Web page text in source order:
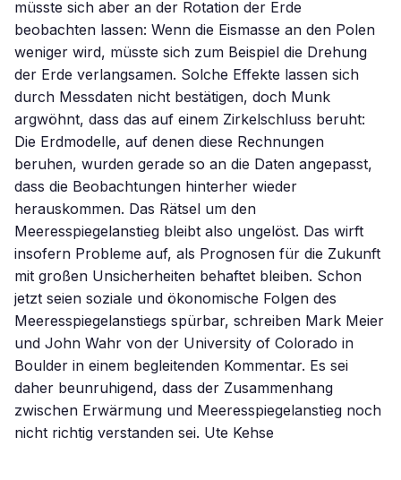
müsste sich aber an der Rotation der Erde
beobachten lassen: Wenn die Eismasse an den Polen
weniger wird, müsste sich zum Beispiel die Drehung
der Erde verlangsamen. Solche Effekte lassen sich
durch Messdaten nicht bestätigen, doch Munk
argwöhnt, dass das auf einem Zirkelschluss beruht:
Die Erdmodelle, auf denen diese Rechnungen
beruhen, wurden gerade so an die Daten angepasst,
dass die Beobachtungen hinterher wieder
herauskommen. Das Rätsel um den
Meeresspiegelanstieg bleibt also ungelöst. Das wirft
insofern Probleme auf, als Prognosen für die Zukunft
mit großen Unsicherheiten behaftet bleiben. Schon
jetzt seien soziale und ökonomische Folgen des
Meeresspiegelanstiegs spürbar, schreiben Mark Meier
und John Wahr von der University of Colorado in
Boulder in einem begleitenden Kommentar. Es sei
daher beunruhigend, dass der Zusammenhang
zwischen Erwärmung und Meeresspiegelanstieg noch
nicht richtig verstanden sei. Ute Kehse